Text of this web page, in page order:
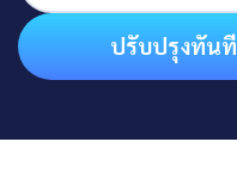
ปรับปรุงทันที